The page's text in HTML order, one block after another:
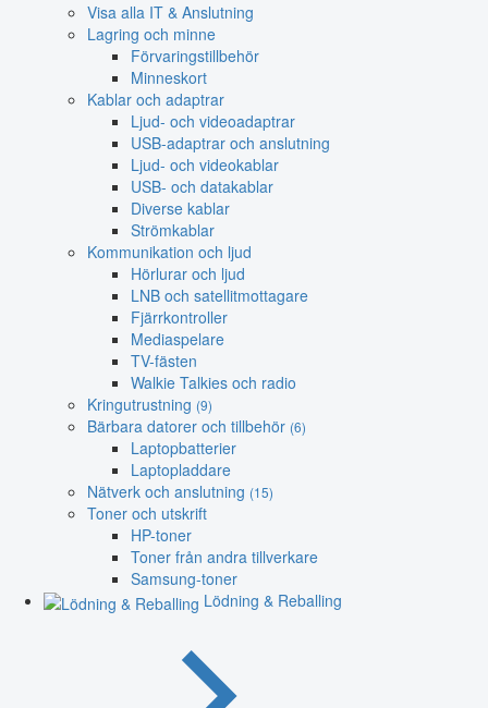
Visa alla IT & Anslutning
Lagring och minne
Förvaringstillbehör
Minneskort
Kablar och adaptrar
Ljud- och videoadaptrar
USB-adaptrar och anslutning
Ljud- och videokablar
USB- och datakablar
Diverse kablar
Strömkablar
Kommunikation och ljud
Hörlurar och ljud
LNB och satellitmottagare
Fjärrkontroller
Mediaspelare
TV-fästen
Walkie Talkies och radio
Kringutrustning (9)
Bärbara datorer och tillbehör (6)
Laptopbatterier
Laptopladdare
Nätverk och anslutning (15)
Toner och utskrift
HP-toner
Toner från andra tillverkare
Samsung-toner
Lödning & Reballing